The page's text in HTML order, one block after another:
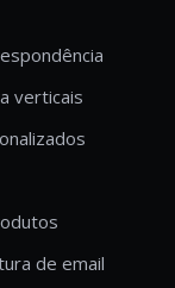
verticais
de email